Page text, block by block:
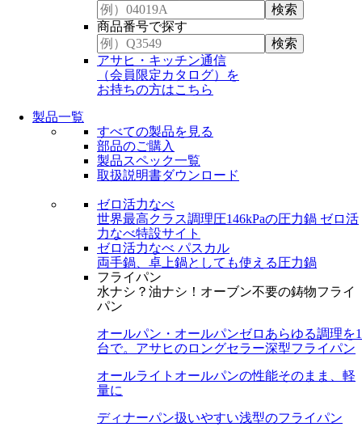
商品番号で探す
アサヒ・キッチン通信
（会員限定カタログ）を
お持ちの方はこちら
製品一覧
すべての製品を見る
部品のご購入
製品スペック一覧
取扱説明書ダウンロード
ゼロ活力なべ
世界最高クラス調理圧146kPaの圧力鍋 ゼロ活
力なべ特設サイト
ゼロ活力なべ パスカル
両手鍋、卓上鍋としても使える圧力鍋
フライパン
水ナシ？油ナシ！オーブン不要の鋳物フライ
パン
オールパン・オールパンゼロ あらゆる調理を1
台で。アサヒのロングセラー深型フライパン
オールライト オールパンの性能そのまま、軽
量に
ディナーパン扱いやすい浅型のフライパン